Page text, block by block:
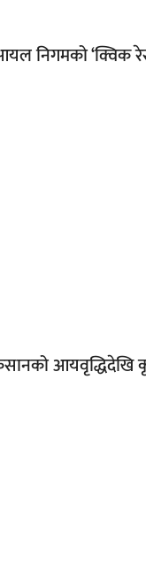
निगमको ‘क्विक
आयवृद्धिदेखि